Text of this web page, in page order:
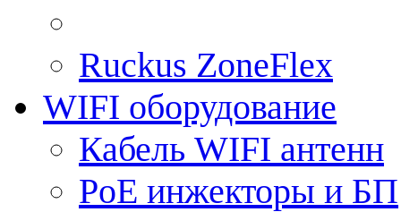
Ruckus ZoneFlex
WIFI оборудование
Кабель WIFI антенн
PoE инжекторы и БП